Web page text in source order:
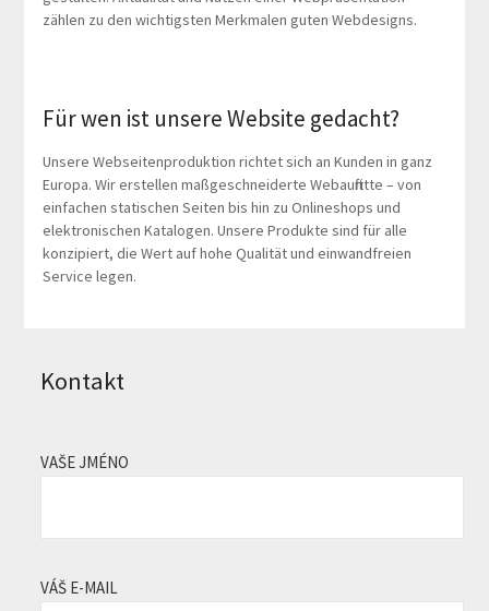
zählen zu den wichtigsten Merkmalen guten Webdesigns.
Für wen ist unsere Website gedacht?
Unsere Webseitenproduktion richtet sich an Kunden in ganz
Europa. Wir erstellen maßgeschneiderte Webauftritte – von
einfachen statischen Seiten bis hin zu Onlineshops und
elektronischen Katalogen. Unsere Produkte sind für alle
konzipiert, die Wert auf hohe Qualität und einwandfreien
Service legen.
Kontakt
VAŠE JMÉNO
VÁŠ E-MAIL